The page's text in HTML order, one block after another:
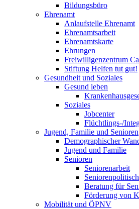
Bildungsbüro
Ehrenamt
Anlaufstelle Ehrenamt
Ehrenamtsarbeit
Ehrenamtskarte
Ehrungen
Freiwilligenzentrum
Stiftung Helfen tut gut!
Gesundheit und Soziales
Gesund leben
Soziales
Jobcenter
Flüchtlings-/
Jugend, Familie und Senioren
Demographischer
Jugend und Familie
Senioren
Seniorenarbeit
Beratung für
Förderung von
Mobilität und ÖPNV